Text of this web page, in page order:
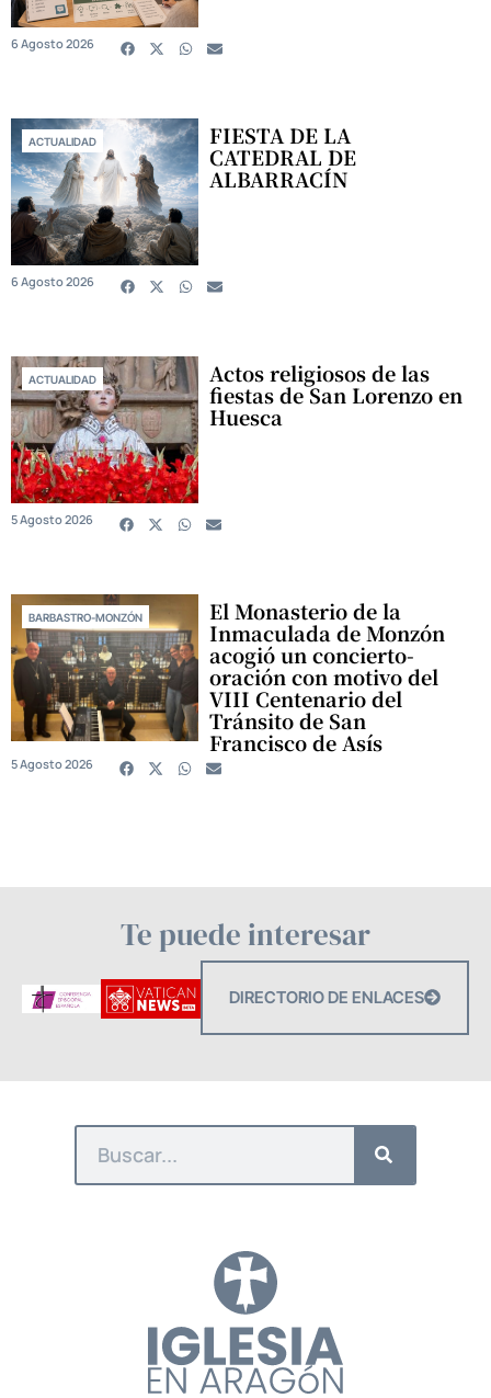
6 Agosto 2026
ACTUALIDAD FIESTA DE LA
CATEDRAL DE
ALBARRACÍN
6 Agosto 2026
ACTUALIDAD Actos religiosos de las
fiestas de San Lorenzo en
Huesca
5 Agosto 2026
BARBASTRO-MONZÓN El Monasterio de la
Inmaculada de Monzón
acogió un concierto-
oración con motivo del
VIII Centenario del
Tránsito de San
Francisco de Asís
5 Agosto 2026
Te puede interesar
DIRECTORIO DE ENLACES